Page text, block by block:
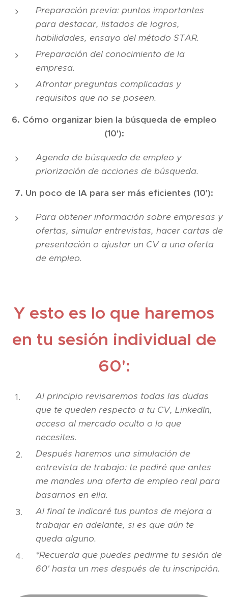
Preparación previa: puntos importantes
para destacar, listados de logros,
habilidades, ensayo del método STAR.
Preparación del conocimiento de la
empresa.
Afrontar preguntas complicadas y
requisitos que no se poseen.
6. Cómo organizar bien la búsqueda de empleo
(10'):
Agenda de búsqueda de empleo y
priorización de acciones de búsqueda.
7. Un poco de IA para ser más eficientes (10'):
Para obtener información sobre empresas y
ofertas, simular entrevistas, hacer cartas de
presentación o ajustar un CV a una oferta
de empleo.
Y esto es lo que haremos
en tu sesión individual de
60':
Al principio revisaremos todas las dudas
que te queden respecto a tu CV, LinkedIn,
acceso al mercado oculto o lo que
necesites.
Después haremos una simulación de
entrevista de trabajo: te pediré que antes
me mandes una oferta de empleo real para
basarnos en ella.
Al final te indicaré tus puntos de mejora a
trabajar en adelante, si es que aún te
queda alguno.
*Recuerda que puedes pedirme tu sesión de
60' hasta un mes después de tu inscripción.